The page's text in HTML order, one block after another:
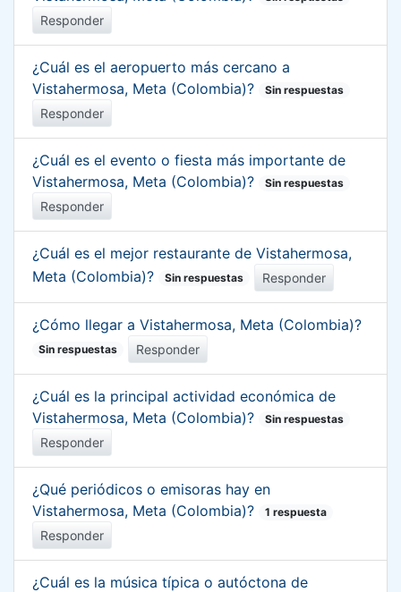
Responder
¿Cuál es el aeropuerto más cercano a
Vistahermosa, Meta (Colombia)?
Sin respuestas
Responder
¿Cuál es el evento o fiesta más importante de
Vistahermosa, Meta (Colombia)?
Sin respuestas
Responder
¿Cuál es el mejor restaurante de Vistahermosa,
Meta (Colombia)?
Sin respuestas Responder
¿Cómo llegar a Vistahermosa, Meta (Colombia)?
Sin respuestas Responder
¿Cuál es la principal actividad económica de
Vistahermosa, Meta (Colombia)?
Sin respuestas
Responder
¿Qué periódicos o emisoras hay en
Vistahermosa, Meta (Colombia)?
1 respuesta
Responder
¿Cuál es la música típica o autóctona de